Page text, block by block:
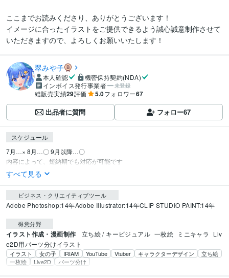
ここまでお読みくださり、ありがとうございます！
イメージに合ったイラストをご提供できるよう誠心誠意制作させて
いただきますので、よろしくお願いいたします！
翠みや子
本人確認
機密保持契約(NDA)
インボイス発行事業者
未登録
総販売実績29評価 5.0フォロワー67
出品者に質問 フォロー67
スケジュール
7月…× 8月…〇 9月以降…〇
内容によって、短納期でも対応が可能です
すべて見る
ビジネス・クリエイティブツール
Adobe Photoshop:14年Adobe Illustrator:14年CLIP STUDIO PAINT:14年
得意分野
イラスト作成・漫画制作 立ち絵 / キービジュアル 一枚絵 ミニキャラ
Liv
e2D用パーツ分けイラスト
イラスト 女の子 IRIAM YouTube Vtuber キャラクターデザイン
立ち絵
一枚絵
Live2D パーツ分け